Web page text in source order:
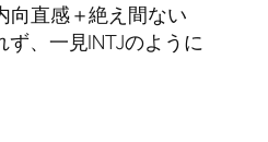
向直感＋絶え間ない
、一見INTJのように